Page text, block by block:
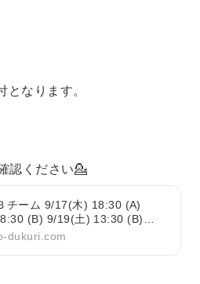
となります。
認ください💁
チーム 9/17(木) 18:30 (A)
(B) 9/19(土) 13:30 (B)
20(日) 13:30 (A) 18:00 (B)
dukuri.com